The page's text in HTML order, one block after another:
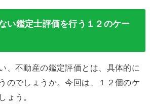
い鑑定士評価を行う１２のケー
、不動産の鑑定評価とは、具体的に
のでしょうか。今回は、１２個のケ
ょう。